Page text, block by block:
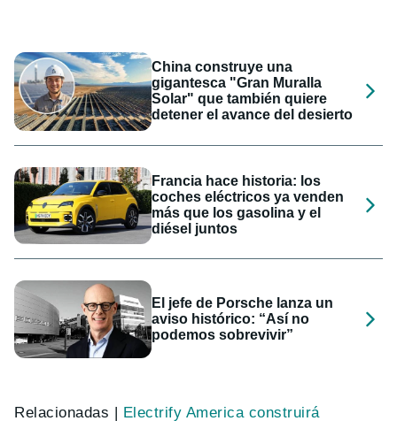
China construye una
gigantesca "Gran Muralla
Solar" que también quiere
detener el avance del desierto
Francia hace historia: los
coches eléctricos ya venden
más que los gasolina y el
diésel juntos
El jefe de Porsche lanza un
aviso histórico: “Así no
podemos sobrevivir”
Relacionadas | Electrify America construirá